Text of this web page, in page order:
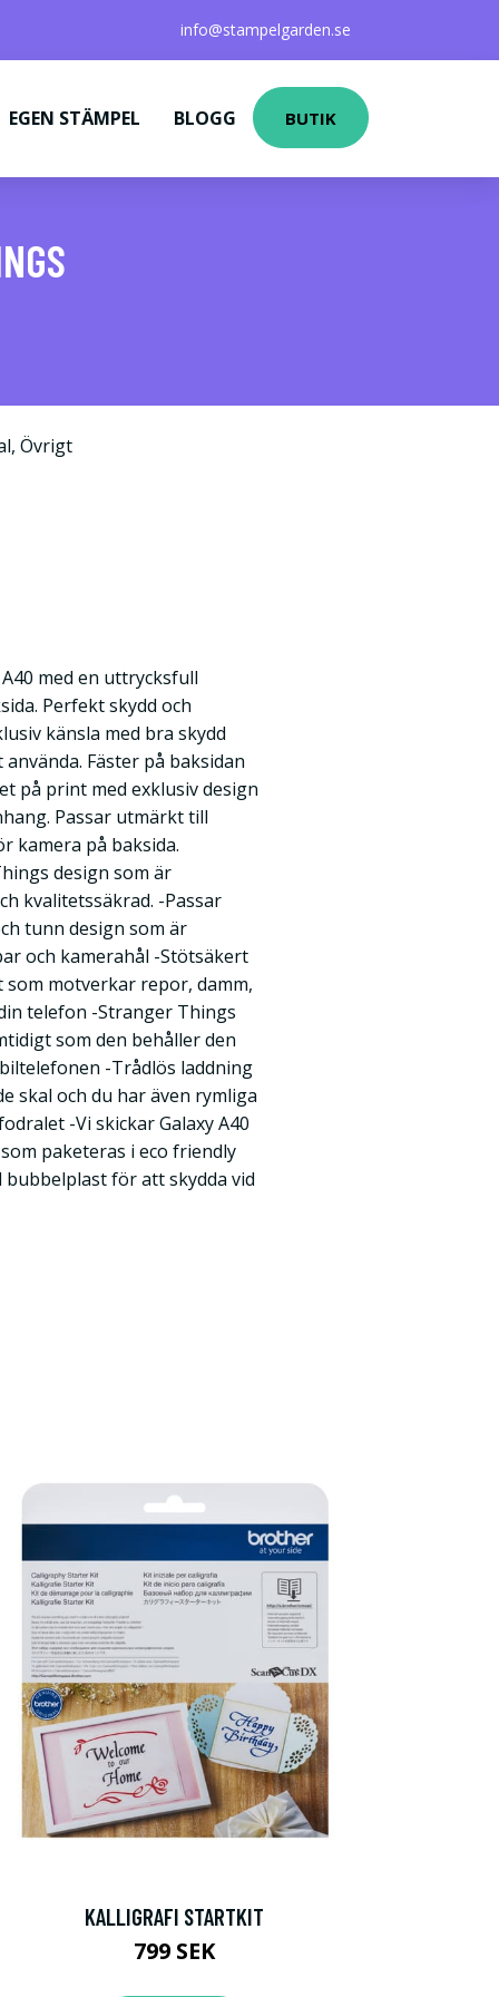
info@stampelgarden.se
EGEN STÄMPEL BLOGG BUTIK
, Övrigt
med en uttrycksfull
Perfekt skydd och
känsla med bra skydd
Fäster på baksidan
på print med exklusiv design
Passar utmärkt till
kamera på baksida.
design som är
kvalitetssäkrad. -Passar
tunn design som är
och kamerahål -Stötsäkert
motverkar repor, damm,
telefon -Stranger Things
som den behåller den
-Trådlös laddning
skal och du har även rymliga
-Vi skickar Galaxy A40
paketeras i eco friendly
för att skydda vid
KALLIGRAFI STARTKIT
799 SEK